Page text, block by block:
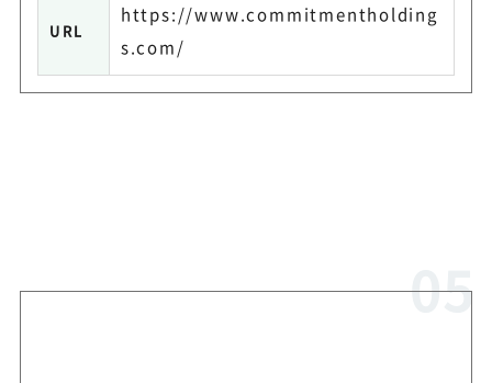
URL
https://www.commitmentholding
s.com/